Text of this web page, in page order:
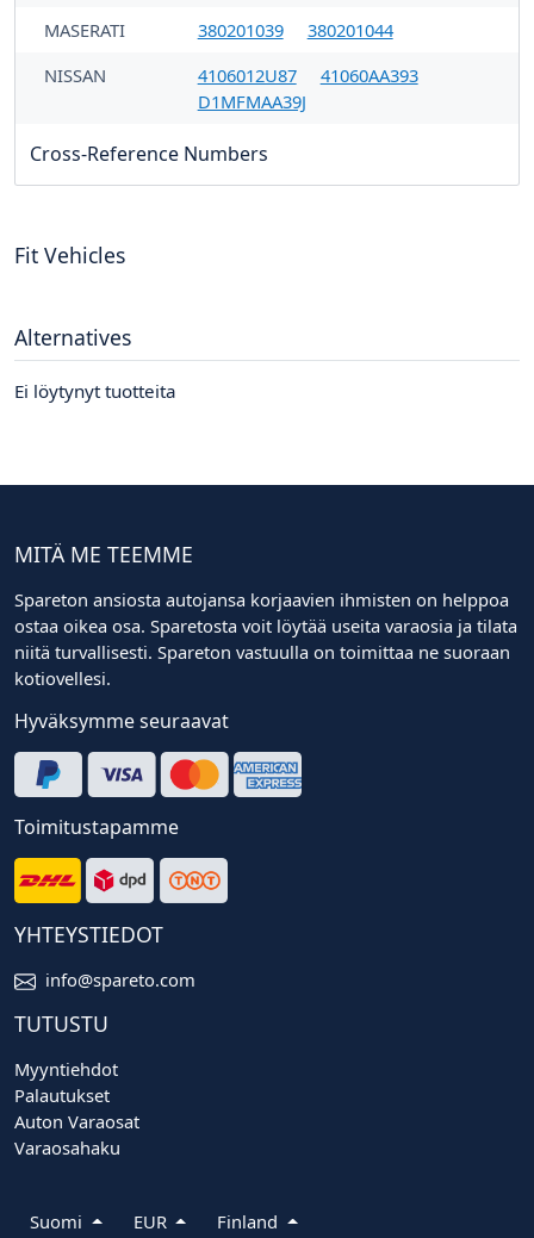
MASERATI
380201039
380201044
NISSAN
4106012U87
41060AA393
D1MFMAA39J
Cross-Reference Numbers
Fit Vehicles
Alternatives
Ei löytynyt tuotteita
MITÄ ME TEEMME
Spareton ansiosta autojansa korjaavien ihmisten on helppoa
ostaa oikea osa. Sparetosta voit löytää useita varaosia ja tilata
niitä turvallisesti. Spareton vastuulla on toimittaa ne suoraan
kotiovellesi.
Hyväksymme seuraavat
Toimitustapamme
YHTEYSTIEDOT
info@spareto.com
TUTUSTU
Myyntiehdot
Palautukset
Auton Varaosat
Varaosahaku
Suomi EUR Finland